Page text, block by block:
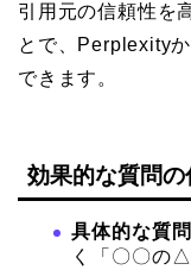
引用元の信頼性を
とで、Perplexity
できます。
効果的な質問の
具体的な質問
く「〇〇の